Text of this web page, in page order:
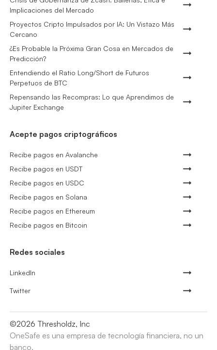
Implicaciones del Mercado
Proyectos Cripto Impulsados por IA: Un Vistazo Más
Cercano
¿Es Probable la Próxima Gran Cosa en Mercados de
Predicción?
Entendiendo el Ratio Long/Short de Futuros
Perpetuos de BTC
Repensando las Recompras: Lo que Aprendimos de
Jupiter Exchange
Acepte pagos criptográficos
Recibe pagos en Avalanche
Recibe pagos en USDT
Recibe pagos en USDC
Recibe pagos en Solana
Recibe pagos en Ethereum
Recibe pagos en Bitcoin
Redes sociales
LinkedIn
Twitter
©2026 Thresholdz, Inc
OneSafe es una empresa de tecnología financiera, no un
banco.